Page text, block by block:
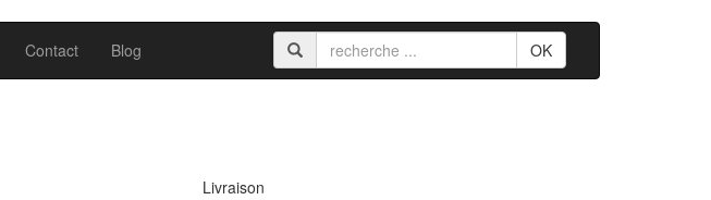
Contact Blog OK
Livraison